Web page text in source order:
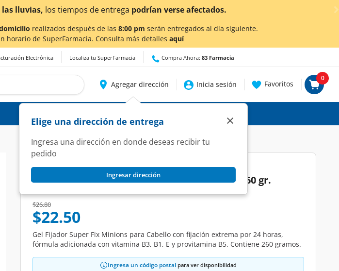
¡Ahora también en Aguascalientes!Daclic aquí
realizados después de las 8:00 pm serán entregados al día siguiente.
horario de SuperFarmacia. Consulta más detalles aquí
Electrónica Localiza tu SuperFarmacia Compra Ahora: 83 Farmacia
Agregar dirección
Elige una dirección de entrega
Ingresa una dirección en donde deseas recibir tu
pedido
Ingresar dirección
×
Inicia sesión Favoritos
0
SUPER FIX
Gel Fijador Super Fix Minions para Cabello, 260 gr.
Price reduced from
$26.80to
$22.50
Gel Fijador Super Fix Minions para Cabello con fijación extrema por 24 horas,
fórmula adicionada con vitamina B3, B1, E y provitamina B5. Contiene 260 gramos.
Ingresa un código postal para ver disponibilidad